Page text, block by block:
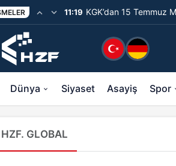
11:19 KGK’dan 15 Temmuz
Unutturmayacağız”
Dünya Siyaset Asayiş Spor
HZF. GLOBAL